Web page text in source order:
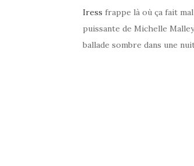
Iress frappe là où ça fait
puissante de Michelle
ballade sombre dans une